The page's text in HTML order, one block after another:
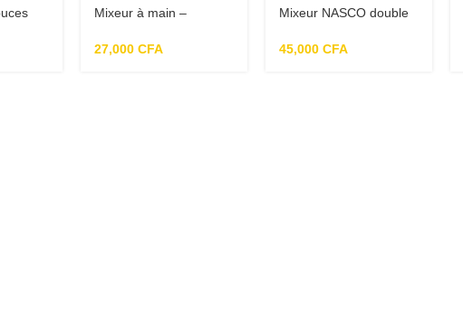
Mixeur à main –
27,000CFA
Mixeur NASCO double
FP9026KE-CB
45,000 CFA